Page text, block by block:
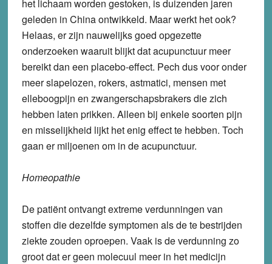
het lichaam worden gestoken, is duizenden jaren
geleden in China ontwikkeld. Maar werkt het ook?
Helaas, er zijn nauwelijks goed opgezette
onderzoeken waaruit blijkt dat acupunctuur meer
bereikt dan een placebo-effect. Pech dus voor onder
meer slapelozen, rokers, astmatici, mensen met
elleboogpijn en zwangerschapsbrakers die zich
hebben laten prikken. Alleen bij enkele soorten pijn
en misselijkheid lijkt het enig effect te hebben. Toch
gaan er miljoenen om in de acupunctuur.
Homeopathie
De patiënt ontvangt extreme verdunningen van
stoffen die dezelfde symptomen als de te bestrijden
ziekte zouden oproepen. Vaak is de verdunning zo
groot dat er geen molecuul meer in het medicijn